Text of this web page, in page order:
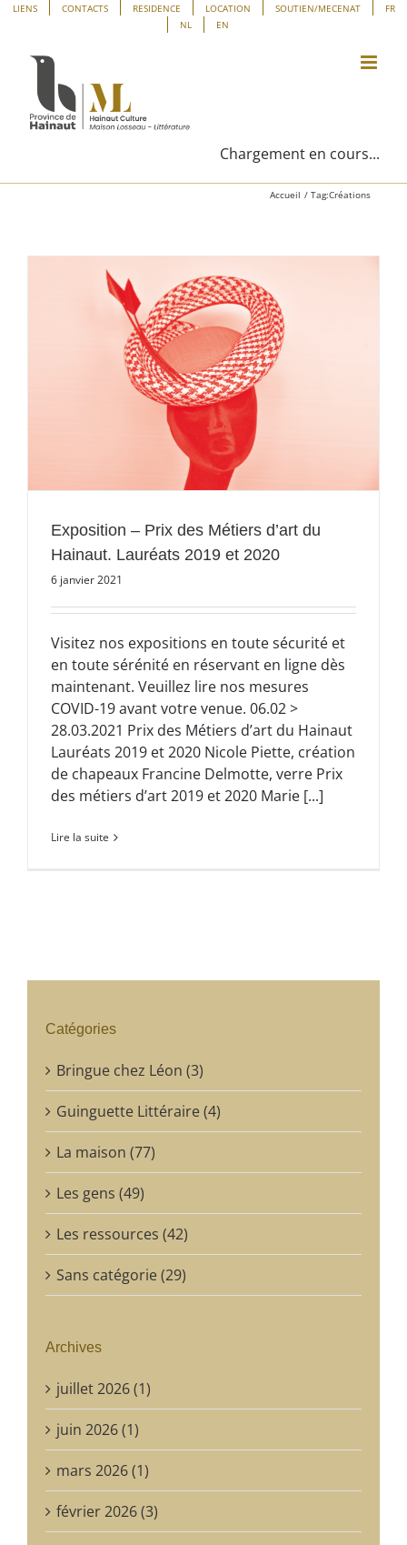
Panneau de gestion des cookies
Passer
contenu
LIENS CONTACTS RESIDENCE LOCATION SOUTIEN/MECENAT
FR
NL
EN
Chargement en cours...
Accueil Tag:Créations
Exposition – Prix des Métiers d’art du
Hainaut. Lauréats 2019 et 2020
6 janvier 2021
Visitez nos expositions en toute sécurité et
en toute sérénité en réservant en ligne dès
maintenant. Veuillez lire nos mesures
COVID-19 avant votre venue. 06.02 >
28.03.2021 Prix des Métiers d’art du Hainaut
Lauréats 2019 et 2020 Nicole Piette, création
de chapeaux Francine Delmotte, verre Prix
des métiers d’art 2019 et 2020 Marie [...]
Lire la suite
Catégories
Bringue chez Léon (3)
Guinguette Littéraire (4)
La maison (77)
Les gens (49)
Les ressources (42)
Sans catégorie (29)
Archives
juillet 2026 (1)
juin 2026 (1)
mars 2026 (1)
février 2026 (3)